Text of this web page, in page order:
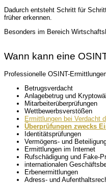
Dadurch entsteht Schritt für
früher erkennen.
Besonders im Bereich
Wann kann eine
Professionelle OSINT-
Betrugsverdacht
Anlagebetrug und
Mitarbeiterüberprüfungen
Wettbewerbsverstößen
Ermittlungen bei Verdacht
Überprüfungen zwecks
Identitätsprüfungen
Vermögens- und
Ermittlungen im Internet
Rufschädigung und Fake-
internationalen
Erbenermittlungen
Adress- und